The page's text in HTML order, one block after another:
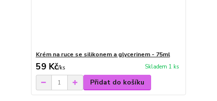
Krém na ruce se silikonem a glycerinem - 75ml
59 Kč/ks Skladem 1 ks
Přidat do košíku